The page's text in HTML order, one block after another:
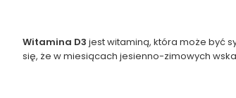
Witamina D3 jest witaminą, która może być
się, że w miesiącach jesienno-zimowych